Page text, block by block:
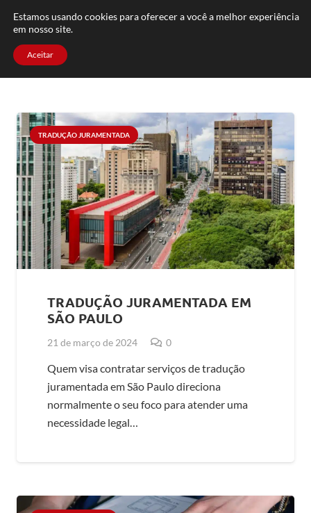
FAQ TRABALHE CONOSCO CONTATO
TRADUÇÃO JURAMENTADA
TRADUÇÃO JURAMENTADA EM
SÃO PAULO
21 de março de 2024 0
Quem visa contratar serviços de tradução
juramentada em São Paulo direciona
normalmente o seu foco para atender uma
necessidade legal…
Estamos usando cookies para oferecer a você a melhor experiência
em nosso site.
Aceitar